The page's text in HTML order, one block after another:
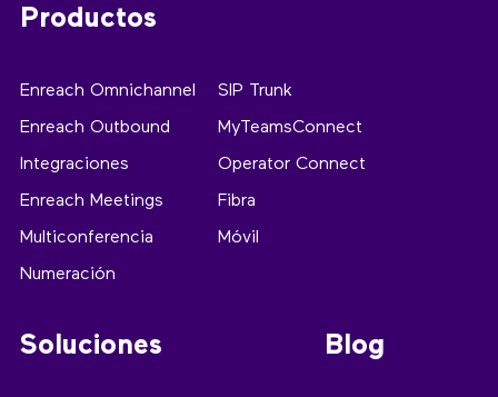
Productos
Enreach Omnichannel
Enreach Outbound
Integraciones
Enreach Meetings
Multiconferencia
Numeración
SIP Trunk
MyTeamsConnect
Operator Connect
Fibra
Móvil
Soluciones Blog